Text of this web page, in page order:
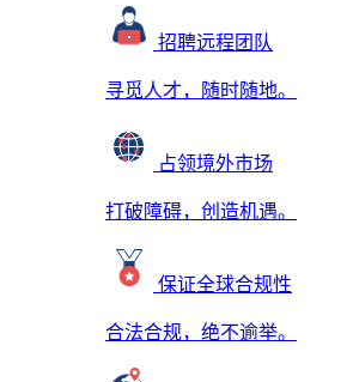
招聘远程团队
寻觅人才，随时随地。
占领境外市场
打破障碍，创造机遇。
保证全球合规性
合法合规，绝不逾举。